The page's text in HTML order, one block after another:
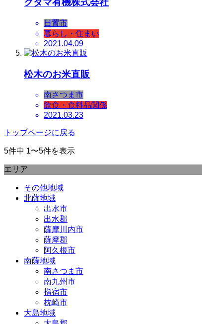
クダマ有機株式会社
日置市
暮らし・住まい
2021.04.09
松木のお米直販
南さつま市
飲食・食料品関係
2021.03.23
トップページに戻る
5件中 1〜5件を表示
エリア
その他地域
北薩地域
出水市
出水郡
薩摩川内市
薩摩郡
阿久根市
南薩地域
南さつま市
南九州市
指宿市
枕崎市
大島地域